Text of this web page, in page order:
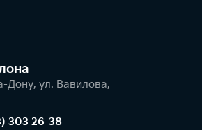
Дону, ул. Вавилова,
303 26-38